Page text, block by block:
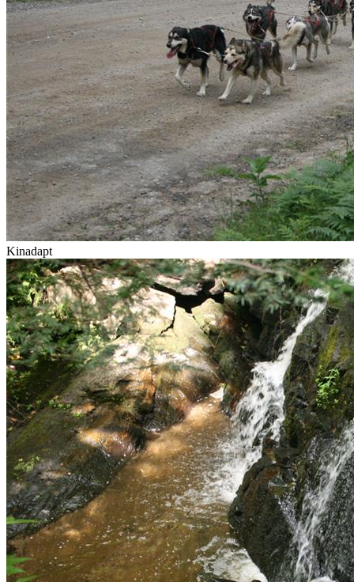
Kinadapt